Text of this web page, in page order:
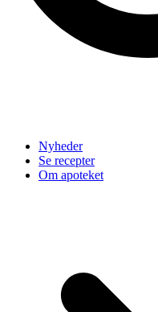
Nyheder
Se recepter
Om apoteket